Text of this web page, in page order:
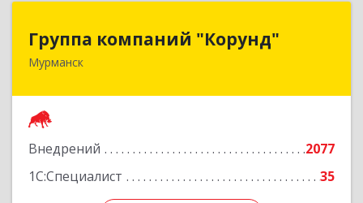
Группа компаний "Корунд"
Мурманск
Внедрений
2077
1С:Специалист
35
Группа компаний "Корунд"
183025, Мурманская обл, Мурманск г, Тарана